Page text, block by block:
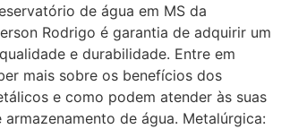
de água em MS da
Rodrigo é garantia de adquirir um
e durabilidade. Entre em
mais sobre os benefícios dos
e como podem atender às suas
armazenamento de água. Metalúrgica: